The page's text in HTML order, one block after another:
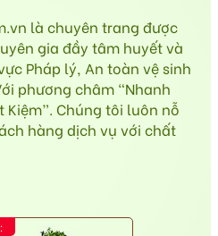
là chuyên trang được
gia đầy tâm huyết và
Pháp lý, An toàn vệ sinh
phương châm “Nhanh
Kiệm”. Chúng tôi luôn nỗ
hàng dịch vụ với chất